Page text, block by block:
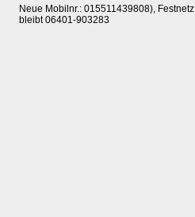
Neue Mobilnr.: 015511439808), Festnetz
bleibt 06401-903283